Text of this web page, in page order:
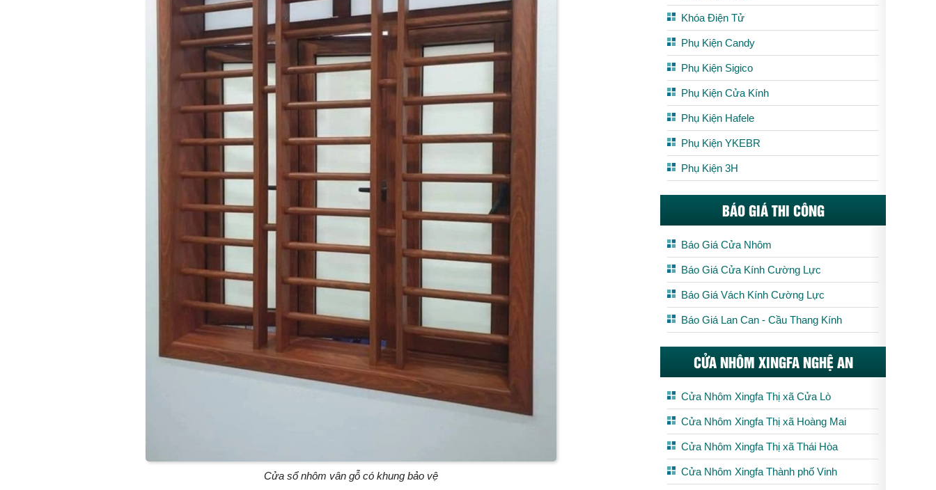
Cửa sổ nhôm vân gỗ có khung bảo vệ
Khóa Điện Tử
Phụ Kiện Candy
Phụ Kiện Sigico
Phụ Kiện Cửa Kính
Phụ Kiện Hafele
Phụ Kiện YKEBR
Phụ Kiện 3H
BÁO GIÁ THI CÔNG
Báo Giá Cửa Nhôm
Báo Giá Cửa Kính Cường Lực
Báo Giá Vách Kính Cường Lực
Báo Giá Lan Can - Cầu Thang Kính
CỬA NHÔM XINGFA NGHỆ AN
Cửa Nhôm Xingfa Thị xã Cửa Lò
Cửa Nhôm Xingfa Thị xã Hoàng Mai
Cửa Nhôm Xingfa Thị xã Thái Hòa
Cửa Nhôm Xingfa Thành phố Vinh